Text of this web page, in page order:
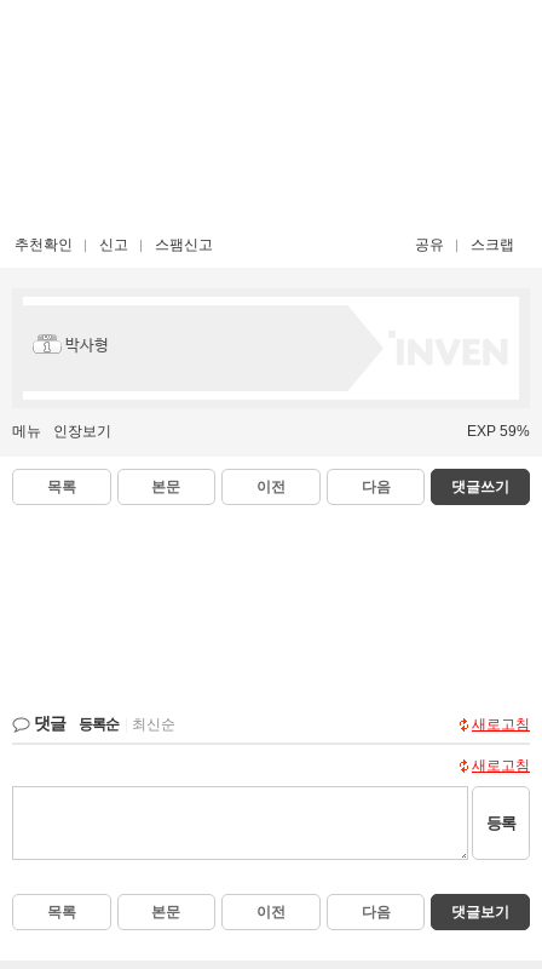
추천확인 신고 스팸신고 공유 스크랩
박사형
메뉴 인장보기 EXP 59%
목록 본문 이전 다음 댓글쓰기
댓글 등록순 최신순 새로고침
새로고침
등록
목록 본문 이전 다음 댓글보기